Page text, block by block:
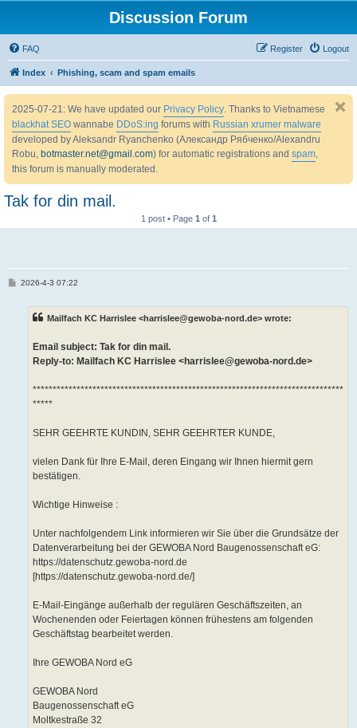
Discussion Forum
FAQ Logout
Register
Index Phishing, scam and spam emails
2025-07-21: We have updated our Privacy Policy. Thanks to Vietnamese
blackhat SEO wannabe DDoS:ing forums with Russian xrumer malware
developed by Aleksandr Ryanchenko (Александр Рябченко/Alexandru
Robu, botmaster.net@gmail.com) for automatic registrations and spam,
this forum is manually moderated.
Tak for din mail.
1 post • Page 1 of 1
P2026-4-3 07:22
Mailfach KC Harrislee <harrislee@gewoba-nord.de> wrote:
Email subject: Tak for din mail.
Reply-to: Mailfach KC Harrislee <harrislee@gewoba-nord.de>
******************************************************************************
*****
SEHR GEEHRTE KUNDIN, SEHR GEEHRTER KUNDE,
vielen Dank für Ihre E-Mail, deren Eingang wir Ihnen hiermit gern
bestätigen.
Wichtige Hinweise :
Unter nachfolgendem Link informieren wir Sie über die Grundsätze der
Datenverarbeitung bei der GEWOBA Nord Baugenossenschaft eG:
https://datenschutz.gewoba-nord.de
[https://datenschutz.gewoba-nord.de/]
E-Mail-Eingänge außerhalb der regulären Geschäftszeiten, an
Wochenenden oder Feiertagen können frühestens am folgenden
Geschäftstag bearbeitet werden.
Ihre GEWOBA Nord eG
GEWOBA Nord
Baugenossenschaft eG
Moltkestraße 32